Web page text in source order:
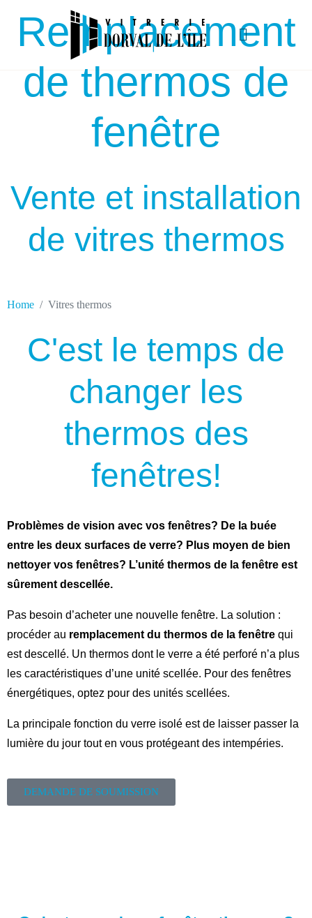
Remplacement
de thermos de
fenêtre
Vente et installation
de vitres thermos
Home Vitres thermos
C'est le temps de
changer les
thermos des
fenêtres!
Problèmes de vision avec vos fenêtres? De la buée
entre les deux surfaces de verre? Plus moyen de bien
nettoyer vos fenêtres? L’unité thermos de la fenêtre est
sûrement descellée.
Pas besoin d’acheter une nouvelle fenêtre. La solution :
procéder au remplacement du thermos de la fenêtre qui
est descellé. Un thermos dont le verre a été perforé n’a plus
les caractéristiques d’une unité scellée. Pour des fenêtres
énergétiques, optez pour des unités scellées.
La principale fonction du verre isolé est de laisser passer la
lumière du jour tout en vous protégeant des intempéries.
DEMANDE DE SOUMISSION